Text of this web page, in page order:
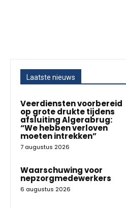
Laatste nieuws
Veerdiensten voorbereid
op grote drukte tijdens
afsluiting Algerabrug:
“We hebben verloven
moeten intrekken”
7 augustus 2026
Waarschuwing voor
nepzorgmedewerkers
6 augustus 2026